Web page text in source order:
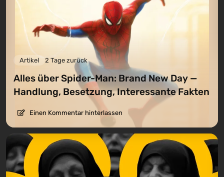
Artikel 2 Tage zurück
Alles über Spider-Man: Brand New Day —
Handlung, Besetzung, Interessante Fakten
Einen Kommentar hinterlassen